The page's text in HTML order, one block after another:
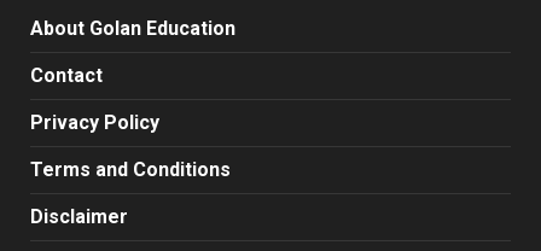
About Golan Education
Contact
Privacy Policy
Terms and Conditions
Disclaimer